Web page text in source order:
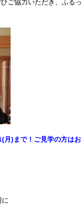
ご協力いただき、ふるっ
月)まで！ご見学の方はお
に